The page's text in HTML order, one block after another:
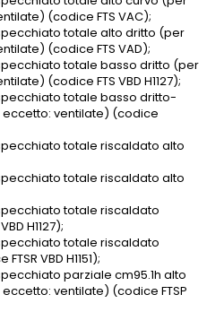
(codice FTS VAC);
totale alto dritto (per
(codice FTS VAD);
totale basso dritto (per
(codice FTS VBD H1127);
totale basso dritto-
ventilate) (codice
totale riscaldato alto
totale riscaldato alto
totale riscaldato
H1127);
totale riscaldato
VBD H1151);
parziale cm95.1h alto
ventilate) (codice FTSP